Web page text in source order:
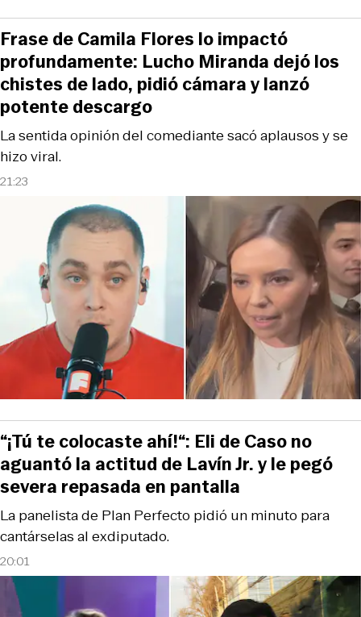
21:23
La sentida opinión del comediante sacó aplausos y se
hizo viral.
Frase de Camila Flores lo impactó
profundamente: Lucho Miranda dejó los
chistes de lado, pidió cámara y lanzó
potente descargo
20:01
La panelista de Plan Perfecto pidió un minuto para
cantárselas al exdiputado.
“¡Tú te colocaste ahí!“: Eli de Caso no
aguantó la actitud de Lavín Jr. y le pegó
severa repasada en pantalla